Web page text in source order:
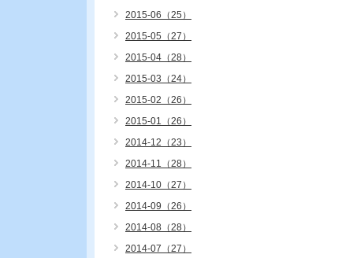
2015-06（25）
2015-05（27）
2015-04（28）
2015-03（24）
2015-02（26）
2015-01（26）
2014-12（23）
2014-11（28）
2014-10（27）
2014-09（26）
2014-08（28）
2014-07（27）